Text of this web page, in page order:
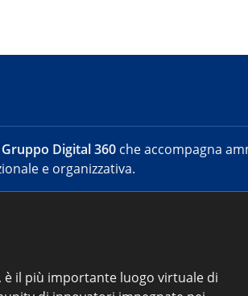
Gruppo Digital 360 che accompagna
e organizzativa.
, è il più importante luogo virtuale di